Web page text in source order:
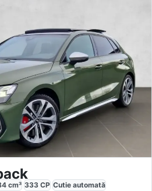
cm³ 333 CP Cutie automată